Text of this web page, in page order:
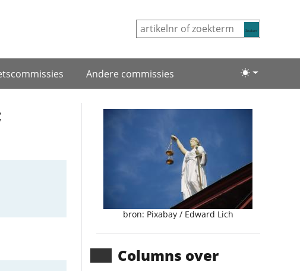
Lichte/
Andere commissies
bron: Pixabay / Edward Lich
Columns over